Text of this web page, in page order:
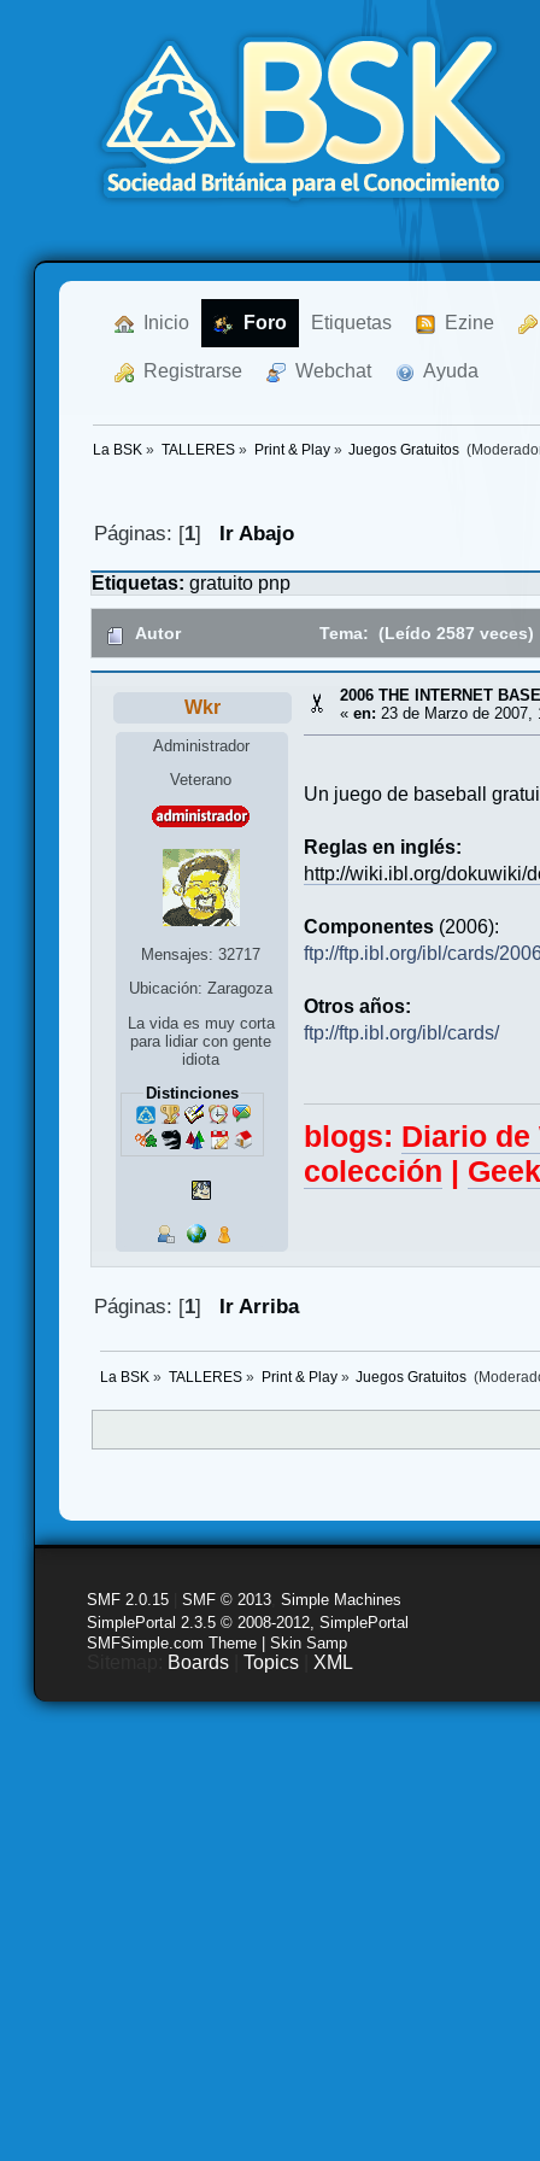
Inicio Foro Etiquetas Ezine
Registrarse Webchat Ayuda
La BSK » TALLERES» Print & Play» Juegos Gratuitos
Páginas: [1] Ir Abajo
Etiquetas: gratuito pnp
Autor Tema: (Leído 2587 veces)
Wkr
Administrador
Veterano
Mensajes: 32717
Ubicación: Zaragoza
La vida es muy corta
para lidiar con gente
idiota
Distinciones
2006 THE INTERNET
« en: 23 de Marzo de 2007,
Un juego de baseball
Reglas en inglés:
http://wiki.ibl.org/dokuwiki/
Componentes (2006):
ftp://ftp.ibl.org/ibl/cards/
Otros años:
ftp://ftp.ibl.org/ibl/cards/
blogs: Diario
colección |
Páginas: [1] Ir Arriba
La BSK » TALLERES» Print & Play» Juegos Gratuitos
SMF 2.0.15 SMF © 2013 Simple Machines
SimplePortal 2.3.5 © 2008-2012, SimplePortal
SMFSimple.com Theme | Skin Samp
Boards Topics XML